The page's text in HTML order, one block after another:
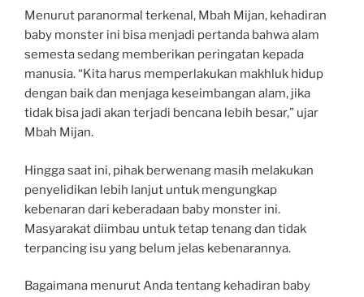
Menurut paranormal terkenal, Mbah Mijan, kehadiran
baby monster ini bisa menjadi pertanda bahwa alam
semesta sedang memberikan peringatan kepada
manusia. “Kita harus memperlakukan makhluk hidup
dengan baik dan menjaga keseimbangan alam, jika
tidak bisa jadi akan terjadi bencana lebih besar,” ujar
Mbah Mijan.
Hingga saat ini, pihak berwenang masih melakukan
penyelidikan lebih lanjut untuk mengungkap
kebenaran dari keberadaan baby monster ini.
Masyarakat diimbau untuk tetap tenang dan tidak
terpancing isu yang belum jelas kebenarannya.
Bagaimana menurut Anda tentang kehadiran baby